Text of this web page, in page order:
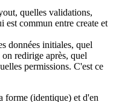
quelles validations,
est commun entre create et
données initiales, quel
redirige après, quel
permissions. C'est ce
forme (identique) et d'en